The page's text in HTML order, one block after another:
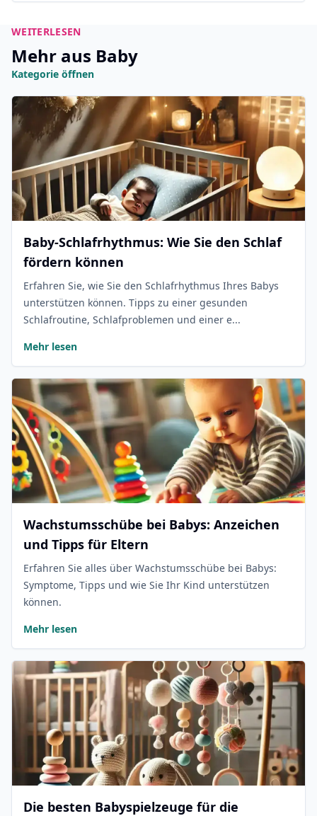
WEITERLESEN
Mehr aus Baby
Kategorie öffnen
Baby-Schlafrhythmus: Wie Sie den Schlaf
fördern können
Erfahren Sie, wie Sie den Schlafrhythmus Ihres Babys
unterstützen können. Tipps zu einer gesunden
Schlafroutine, Schlafproblemen und einer e...
Mehr lesen
Wachstumsschübe bei Babys: Anzeichen
und Tipps für Eltern
Erfahren Sie alles über Wachstumsschübe bei Babys:
Symptome, Tipps und wie Sie Ihr Kind unterstützen
können.
Mehr lesen
Die besten Babyspielzeuge für die